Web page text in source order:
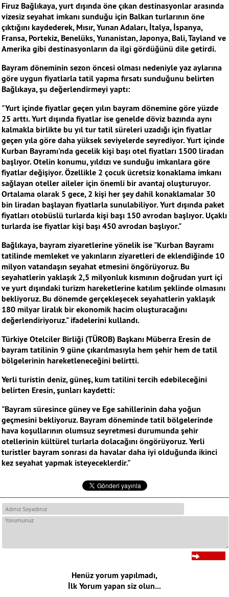
Firuz Bağlıkaya, yurt dışında öne çıkan destinasyonlar arasında
vizesiz seyahat imkanı sunduğu için Balkan turlarının öne
çıktığını kaydederek, Mısır, Yunan Adaları, İtalya, İspanya,
Fransa, Portekiz, Benelüks, Yunanistan, Japonya, Bali, Tayland ve
Amerika gibi destinasyonların da ilgi gördüğünü dile getirdi.
Bayram döneminin sezon öncesi olması nedeniyle yaz aylarına
göre uygun fiyatlarla tatil yapma fırsatı sunduğunu belirten
Bağlıkaya, şu değerlendirmeyi yaptı:
"Yurt içinde fiyatlar geçen yılın bayram dönemine göre yüzde
25 arttı. Yurt dışında fiyatlar ise genelde döviz bazında aynı
kalmakla birlikte bu yıl tur tatil süreleri uzadığı için fiyatlar
geçen yıla göre daha yüksek seviyelerde seyrediyor. Yurt içinde
Kurban Bayramı'nda gecelik kişi başı otel fiyatları 1500 liradan
başlıyor. Otelin konumu, yıldızı ve sunduğu imkanlara göre
fiyatlar değişiyor. Özellikle 2 çocuk ücretsiz konaklama imkanı
sağlayan oteller aileler için önemli bir avantaj oluşturuyor.
Ortalama olarak 5 gece, 2 kişi her şey dahil konaklamalar 30
bin liradan başlayan fiyatlarla sunulabiliyor. Yurt dışında paket
fiyatları otobüslü turlarda kişi başı 150 avrodan başlıyor. Uçaklı
turlarda ise fiyatlar kişi başı 450 avrodan başlıyor."
Bağlıkaya, bayram ziyaretlerine yönelik ise "Kurban Bayramı
tatilinde memleket ve yakınların ziyaretleri de eklendiğinde 10
milyon vatandaşın seyahat etmesini öngörüyoruz. Bu
seyahatlerin yaklaşık 2,5 milyonluk kısmının doğrudan yurt içi
ve yurt dışındaki turizm hareketlerine katılım şeklinde olmasını
bekliyoruz. Bu dönemde gerçekleşecek seyahatlerin yaklaşık
180 milyar liralık bir ekonomik hacim oluşturacağını
değerlendiriyoruz." ifadelerini kullandı.
Türkiye Otelciler Birliği (TÜROB) Başkanı Müberra Eresin de
bayram tatilinin 9 güne çıkarılmasıyla hem şehir hem de tatil
bölgelerinin hareketleneceğini belirtti.
Yerli turistin deniz, güneş, kum tatilini tercih edebileceğini
belirten Eresin, şunları kaydetti:
"Bayram süresince güney ve Ege sahillerinin daha yoğun
geçmesini bekliyoruz. Bayram döneminde tatil bölgelerinde
hava koşullarının olumsuz seyretmesi durumunda şehir
otellerinin kültürel turlarla dolacağını öngörüyoruz. Yerli
turistler bayram sonrası da havalar daha iyi olduğunda ikinci
kez seyahat yapmak isteyeceklerdir."
Henüz yorum yapılmadı,
İlk Yorum yapan siz olun...